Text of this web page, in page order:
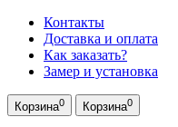
Контакты
Доставка и оплата
Как заказать?
Замер и установка
Корзина0 Корзина0